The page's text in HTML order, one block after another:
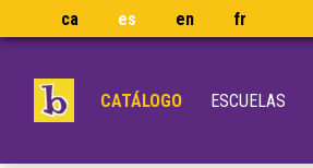
ca es en fr
CATÁLOGO ESCUELAS